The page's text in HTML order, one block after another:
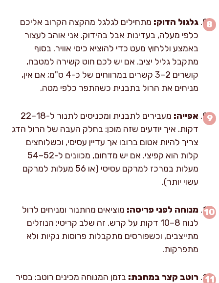
גלגול הדוק: מתחילים לגלגל מהקצה הקרוב אליכם
כלפי מעלה, בעדינות אבל בהידוק. אני אוהב לעצור
באמצע וללחוץ מעט כדי להוציא כיסי אוויר. בסוף
מתקבל גליל יציב. אם יש לכם חוט קשירה למטבח,
קושרים 2–3 קשרים במרווחים של כ-4 ס"מ; אם אין,
מניחים את הרול בתבנית כשהתפר כלפי מטה.
אפייה:
מעבירים לתבנית ומכניסים לתנור ל-18–22
דקות. איך יודעים שזה מוכן: בחלק העבה של הרול הדג
צריך להיות אטום ברובו אך עדיין עסיסי, וכשלוחצים
קלות הוא קפיצי. אם יש מדחום, מכוונים ל-52–54
מעלות במרכז למרקם עסיסי (או 56 מעלות למרקם
עשוי יותר).
מנוחה לפני פריסה: מוציאים מהתנור ומניחים לרול
לנוח 8–10 דקות על קרש. זה שלב קריטי: הנוזלים
מתייצבים, וכשפורסים מתקבלות פרוסות נקיות ולא
מתפרקות.
רוטב קצר במחבת: בזמן המנוחה מכינים רוטב: בסיר